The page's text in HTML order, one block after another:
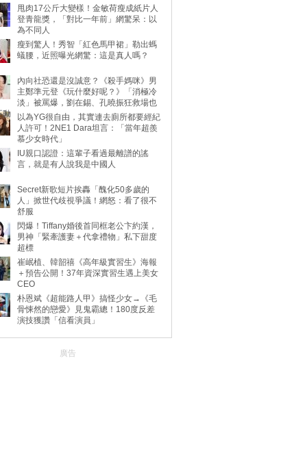
甩肉17公斤大變樣！金敏荷瘦成紙片人
登青龍獎，「對比一年前」網驚呆：以
為不同人
瘦到驚人！秀智「紅色馬甲裙」勒出螞
蟻腰，近照曝光網驚：這是真人嗎？
內向社恐還是沒誠意？《殺手媽咪》男
主鄭準元登《玩什麼好呢？》「消極冷
淡」被罵爆，劉在錫、孔曉振狂救場也
動
以為YG很自由，其實連去廁所都要經紀
人許可！2NE1 Dara坦言：「當年超羨
慕少女時代」
IU親口認證：這輩子看過最離譜的謠
言，就是有人說我是中國人
Secret新歌短片挨轟「醜化50多歲的
人」掀世代歧視爭議！網怒：看了很不
舒服
閃爆！Tiffany婚後首同框老公卞約漢，
男神「緊牽護妻＋代拿禮物」私下甜度
超標
崔岷植、韓韶禧《高年級實習生》海報
＋預告公開！37年資深實習生遇上美女
CEO
朴恩斌《超能路人甲》搞怪少女→《毛
骨悚然的戀愛》見鬼霸總！180度反差
演技獲讚「信看演員」
廣告